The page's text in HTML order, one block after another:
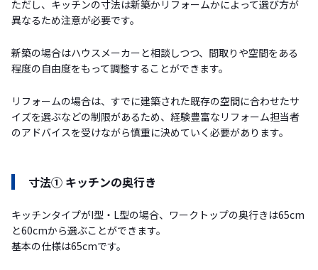
ただし、キッチンの寸法は新築かリフォームかによって選び方が
異なるため注意が必要です。
新築の場合はハウスメーカーと相談しつつ、間取りや空間をある
程度の自由度をもって調整することができます。
リフォームの場合は、すでに建築された既存の空間に合わせたサ
イズを選ぶなどの制限があるため、経験豊富なリフォーム担当者
のアドバイスを受けながら慎重に決めていく必要があります。
寸法① キッチンの奥行き
キッチンタイプがI型・L型の場合、ワークトップの奥行きは65cm
と60cmから選ぶことができます。
基本の仕様は65cmです。